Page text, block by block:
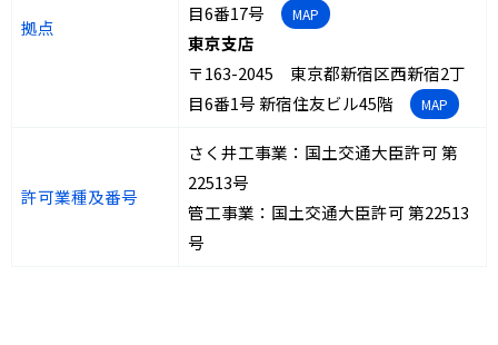
拠点
目6番17号
MAP
東京支店
〒163-2045 東京都新宿区西新宿2丁
目6番1号 新宿住友ビル45階
MAP
許可業種及番号
さく井工事業：国土交通大臣許可 第
22513号
管工事業：国土交通大臣許可 第22513
号